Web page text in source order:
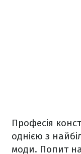
Професія
однією з
моди. Попит на